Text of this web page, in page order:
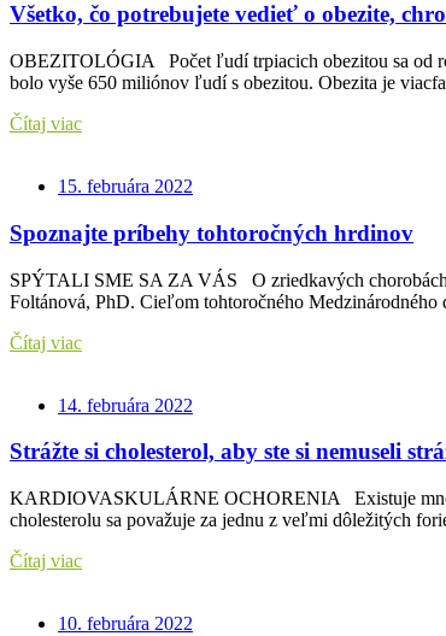
Všetko, čo potrebujete vedieť o obezite,
OBEZITOLÓGIA Počet ľudí trpiacich obezitou sa od
bolo vyše 650 miliónov ľudí s obezitou. Obezita je
Čítaj viac
15. februára 2022
Spoznajte príbehy tohtoročných hrdinov
SPÝTALI SME SA ZA VÁS O zriedkavých chorobách
Foltánová, PhD. Cieľom tohtoročného Medzinárodného
Čítaj viac
14. februára 2022
Strážte si cholesterol, aby ste si nemuseli
KARDIOVASKULÁRNE OCHORENIA Existuje
cholesterolu sa považuje za jednu z veľmi dôležitých
Čítaj viac
10. februára 2022